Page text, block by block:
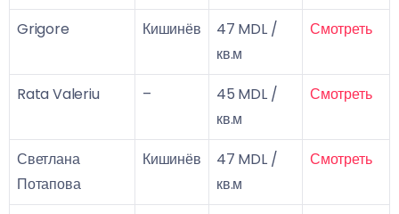
Grigore Кишинёв
47 MDL /
кв.м
Смотреть
Rata Valeriu –
45 MDL /
кв.м
Смотреть
Светлана
Потапова
Кишинёв
47 MDL /
кв.м
Смотреть